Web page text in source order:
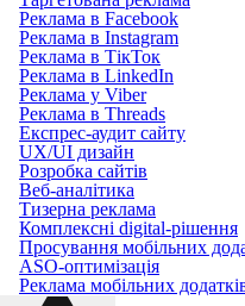
Реклама в Facebook
Реклама в Instagram
Реклама в ТікТок
Реклама в LinkedIn
Реклама у Viber
Реклама в Threads
Експрес-аудит сайту
UX/UI дизайн
Розробка сайтів
Веб-аналітика
Тизерна реклама
Комплексні digital-рішення
Просування мобільних
ASO-оптимізація
Реклама мобільних